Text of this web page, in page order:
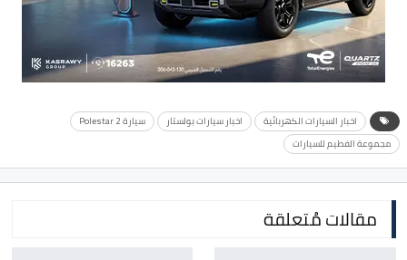
اخبار السيارات الكهربائية اخبار سيارات بولستار
سيارة Polestar 2
مجموعة الفطيم للسيارات
مقالات مُتعلقة